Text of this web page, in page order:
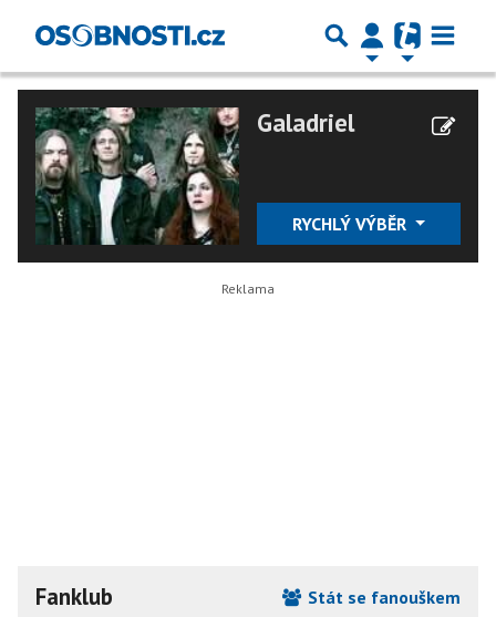
Galadriel
RYCHLÝ VÝBĚR
Fanklub
Stát se fanouškem